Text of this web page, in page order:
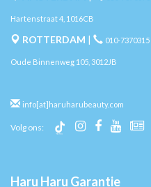
Hartenstraat 4, 1016CB
ROTTERDAM | 010-7370315
Oude Binnenweg 105, 3012JB
info[at]haruharubeauty.com
Volg ons:
Haru Haru Garantie